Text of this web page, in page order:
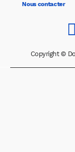
Nous contacter
Copyright ©